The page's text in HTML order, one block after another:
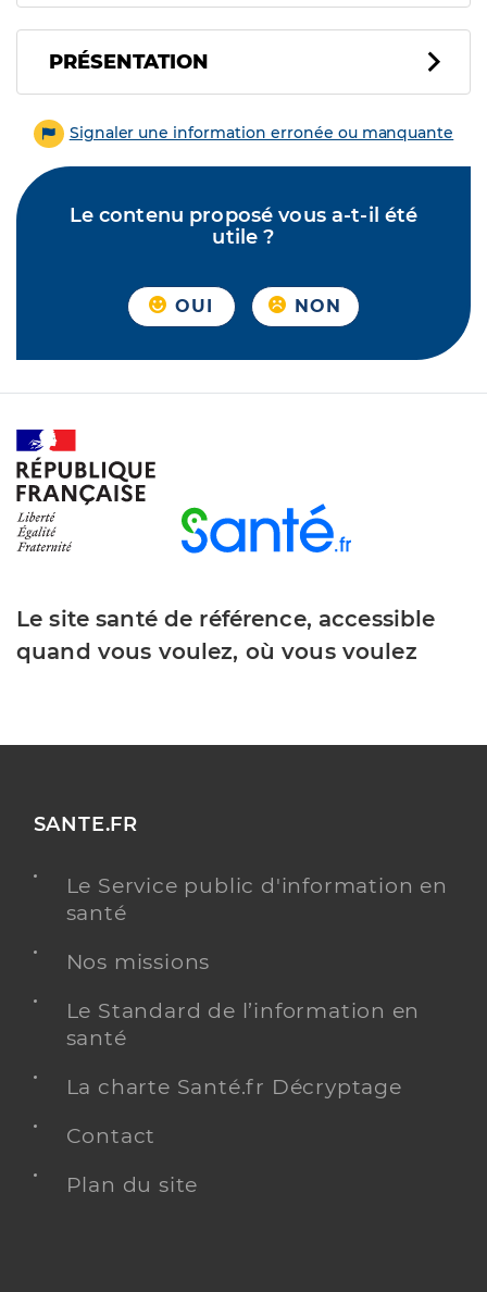
PRÉSENTATION
Signaler une information erronée ou manquante
Le contenu proposé vous a-t-il été
utile ?
OUI NON
Le site santé de référence, accessible
quand vous voulez, où vous voulez
SANTE.FR
Le Service public d'information en
santé
Nos missions
Le Standard de l’information en
santé
La charte Santé.fr Décryptage
Contact
Plan du site